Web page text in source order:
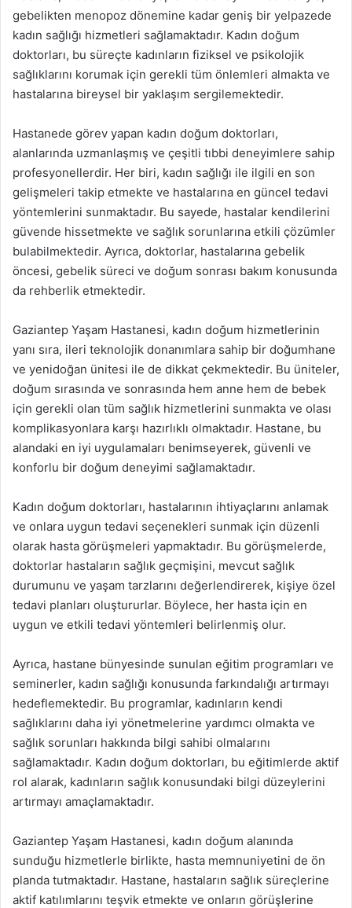
gebelikten menopoz dönemine kadar geniş bir yelpazede
kadın sağlığı hizmetleri sağlamaktadır. Kadın doğum
doktorları, bu süreçte kadınların fiziksel ve psikolojik
sağlıklarını korumak için gerekli tüm önlemleri almakta ve
hastalarına bireysel bir yaklaşım sergilemektedir.
Hastanede görev yapan kadın doğum doktorları,
alanlarında uzmanlaşmış ve çeşitli tıbbi deneyimlere sahip
profesyonellerdir. Her biri, kadın sağlığı ile ilgili en son
gelişmeleri takip etmekte ve hastalarına en güncel tedavi
yöntemlerini sunmaktadır. Bu sayede, hastalar kendilerini
güvende hissetmekte ve sağlık sorunlarına etkili çözümler
bulabilmektedir. Ayrıca, doktorlar, hastalarına gebelik
öncesi, gebelik süreci ve doğum sonrası bakım konusunda
da rehberlik etmektedir.
Gaziantep Yaşam Hastanesi, kadın doğum hizmetlerinin
yanı sıra, ileri teknolojik donanımlara sahip bir doğumhane
ve yenidoğan ünitesi ile de dikkat çekmektedir. Bu üniteler,
doğum sırasında ve sonrasında hem anne hem de bebek
için gerekli olan tüm sağlık hizmetlerini sunmakta ve olası
komplikasyonlara karşı hazırlıklı olmaktadır. Hastane, bu
alandaki en iyi uygulamaları benimseyerek, güvenli ve
konforlu bir doğum deneyimi sağlamaktadır.
Kadın doğum doktorları, hastalarının ihtiyaçlarını anlamak
ve onlara uygun tedavi seçenekleri sunmak için düzenli
olarak hasta görüşmeleri yapmaktadır. Bu görüşmelerde,
doktorlar hastaların sağlık geçmişini, mevcut sağlık
durumunu ve yaşam tarzlarını değerlendirerek, kişiye özel
tedavi planları oluştururlar. Böylece, her hasta için en
uygun ve etkili tedavi yöntemleri belirlenmiş olur.
Ayrıca, hastane bünyesinde sunulan eğitim programları ve
seminerler, kadın sağlığı konusunda farkındalığı artırmayı
hedeflemektedir. Bu programlar, kadınların kendi
sağlıklarını daha iyi yönetmelerine yardımcı olmakta ve
sağlık sorunları hakkında bilgi sahibi olmalarını
sağlamaktadır. Kadın doğum doktorları, bu eğitimlerde aktif
rol alarak, kadınların sağlık konusundaki bilgi düzeylerini
artırmayı amaçlamaktadır.
Gaziantep Yaşam Hastanesi, kadın doğum alanında
sunduğu hizmetlerle birlikte, hasta memnuniyetini de ön
planda tutmaktadır. Hastane, hastaların sağlık süreçlerine
aktif katılımlarını teşvik etmekte ve onların görüşlerine